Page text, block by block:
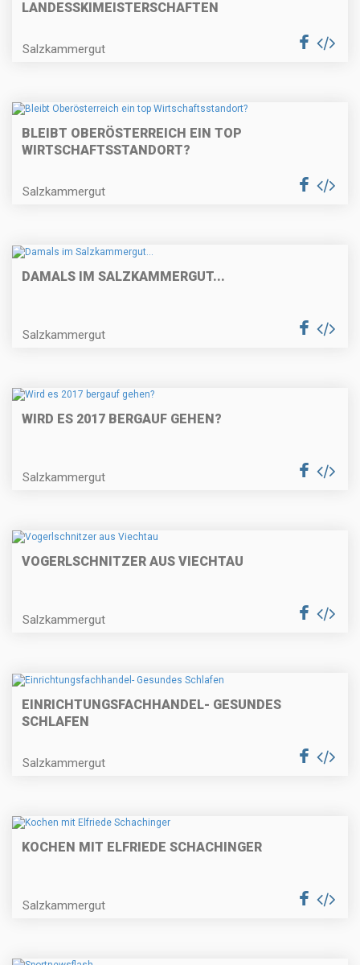
LANDESSKIMEISTERSCHAFTEN
Salzkammergut
BLEIBT OBERÖSTERREICH EIN TOP
WIRTSCHAFTSSTANDORT?
Salzkammergut
DAMALS IM SALZKAMMERGUT...
Salzkammergut
WIRD ES 2017 BERGAUF GEHEN?
Salzkammergut
VOGERLSCHNITZER AUS VIECHTAU
Salzkammergut
EINRICHTUNGSFACHHANDEL- GESUNDES
SCHLAFEN
Salzkammergut
KOCHEN MIT ELFRIEDE SCHACHINGER
Salzkammergut